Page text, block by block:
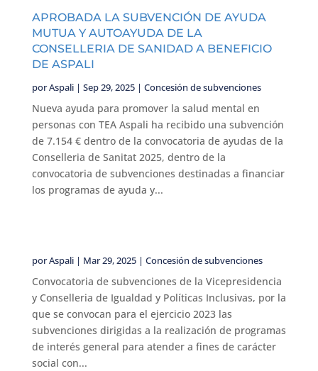
APROBADA LA SUBVENCIÓN DE AYUDA
MUTUA Y AUTOAYUDA DE LA
CONSELLERIA DE SANIDAD A BENEFICIO
DE ASPALI
porAspali| Sep 29, 2025| Concesión de subvenciones
Nueva ayuda para promover la salud mental en
personas con TEA Aspali ha recibido una subvención
de 7.154 € dentro de la convocatoria de ayudas de la
Conselleria de Sanitat 2025, dentro de la
convocatoria de subvenciones destinadas a financiar
los programas de ayuda y...
porAspali| Mar 29, 2025| Concesión de subvenciones
Convocatoria de subvenciones de la Vicepresidencia
y Conselleria de Igualdad y Políticas Inclusivas, por la
que se convocan para el ejercicio 2023 las
subvenciones dirigidas a la realización de programas
de interés general para atender a fines de carácter
social con...